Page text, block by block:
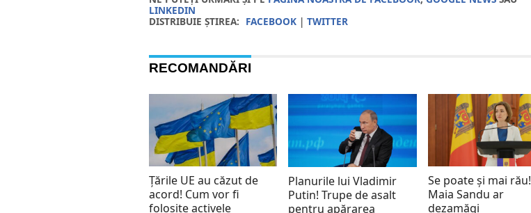
LINKEDIN
DISTRIBUIE ȘTIREA: FACEBOOK |TWITTER
RECOMANDĂRI
Țările UE au căzut de
acord! Cum vor fi
folosite activele
Planurile lui Vladimir
Putin! Trupe de asalt
pentru apărarea
Se poate și mai rău!
Maia Sandu ar
dezamăgi